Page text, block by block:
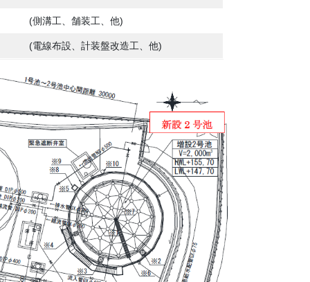
(側溝工、舗装工、他)
(電線布設、計装盤改造工、他)